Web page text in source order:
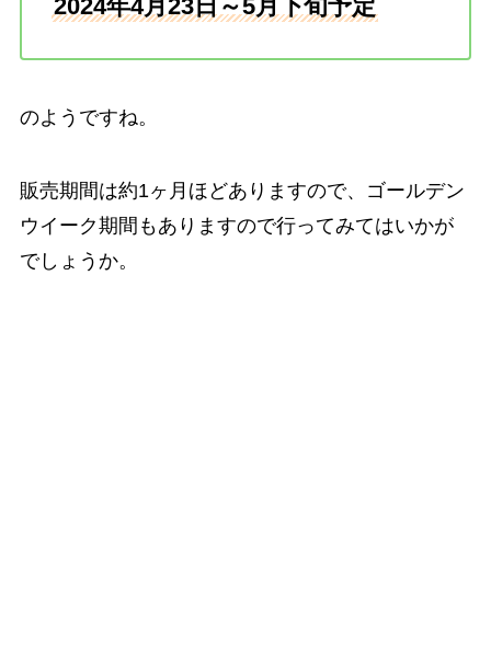
2024年4月23日～5月下旬予定
のようですね。
販売期間は約1ヶ月ほどありますので、ゴールデン
ウイーク期間もありますので行ってみてはいかが
でしょうか。